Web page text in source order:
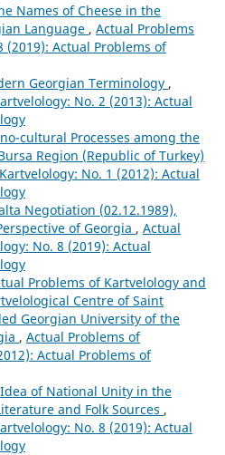
Names of Cheese in the
Language , Actual Problems
(2019): Actual Problems of
Georgian Terminology ,
No. 2 (2013): Actual
cultural Processes among the
Region (Republic of Turkey)
No. 1 (2012): Actual
Negotiation (02.12.1989),
of Georgia , Actual
No. 8 (2019): Actual
Problems of Kartvelology and
Centre of Saint
Georgian University of the
, Actual Problems of
Actual Problems of
of National Unity in the
and Folk Sources ,
No. 8 (2019): Actual